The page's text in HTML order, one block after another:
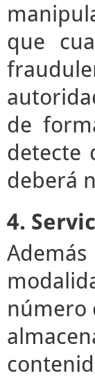
que
de
detecte
deberá
4.
número